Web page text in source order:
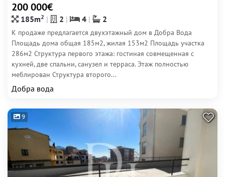
200 000€
185m2 2 4 2
К продаже предлагается двухэтажный дом в Добра Вода
Площадь дома общая 185м2, жилая 153м2 Площадь участка
286м2 Структура первого этажа: гостиная совмещенная с
кухней, две спальни, санузел и терраса. Этаж полностью
меблирован Структура второго...
Добра вода
9